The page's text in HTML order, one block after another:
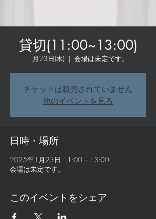
貸切(11:00~13:00)
1月23日(木)
  |
会場は未定です。
チケットは販売されていません
他のイベントを見る
日時・場所
2025年1月23日 11:00 – 13:00
会場は未定です。
このイベントをシェア